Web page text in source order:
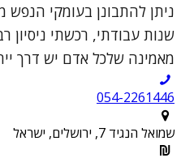
ניתן להתבונן בעומקי הנפש
שנות עבודתי, רכשתי ניסיון
מאמינה שלכל אדם יש דרך
054-2261446
שמואל הנגיד 7, ירושלים, ישראל